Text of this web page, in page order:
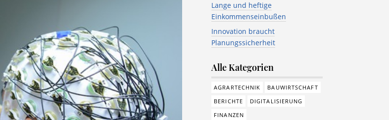
Lange und heftige
Einkommenseinbußen
Innovation braucht
Planungssicherheit
Alle Kategorien
AGRARTECHNIK
BAUWIRTSCHAFT
BERICHTE
DIGITALISIERUNG
FINANZEN